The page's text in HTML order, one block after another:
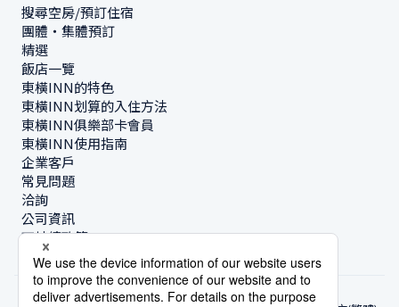
搜尋空房/預訂住宿
團體・集體預訂
精選
飯店一覽
東橫INN的特色
東橫INN划算的入住方法
東橫INN俱樂部卡會員
東橫INN使用指南
企業客戶
常見問題
洽詢
公司資訊
可持續政策